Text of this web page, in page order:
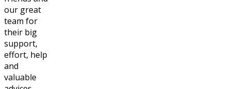
our great
team for
their big
support,
effort, help
and
valuable